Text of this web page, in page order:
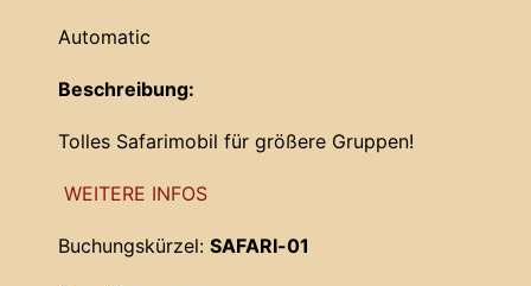
Automatic
Beschreibung:
Tolles Safarimobil für größere Gruppen!
WEITERE INFOS
Buchungskürzel: SAFARI-01